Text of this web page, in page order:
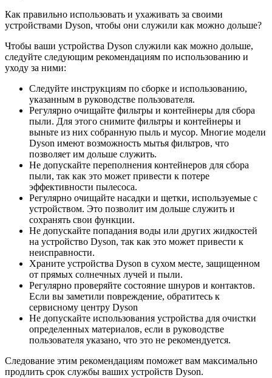
Как правильно использовать и ухаживать за своими
устройствами Dyson, чтобы они служили как можно дольше?
Чтобы ваши устройства Dyson служили как можно дольше,
следуйте следующим рекомендациям по использованию и
уходу за ними:
Следуйте инструкциям по сборке и использованию,
указанным в руководстве пользователя.
Регулярно очищайте фильтры и контейнеры для сбора
пыли. Для этого снимите фильтры и контейнеры и
выньте из них собранную пыль и мусор. Многие модели
Dyson имеют возможность мытья фильтров, что
позволяет им дольше служить.
Не допускайте переполнения контейнеров для сбора
пыли, так как это может привести к потере
эффективности пылесоса.
Регулярно очищайте насадки и щетки, используемые с
устройством. Это позволит им дольше служить и
сохранять свои функции.
Не допускайте попадания воды или других жидкостей
на устройство Dyson, так как это может привести к
неисправности.
Храните устройства Dyson в сухом месте, защищенном
от прямых солнечных лучей и пыли.
Регулярно проверяйте состояние шнуров и контактов.
Если вы заметили повреждение, обратитесь к
сервисному центру Dyson
Не допускайте использования устройства для очистки
определенных материалов, если в руководстве
пользователя указано, что это не рекомендуется.
Следование этим рекомендациям поможет вам максимально
продлить срок службы ваших устройств Dyson.